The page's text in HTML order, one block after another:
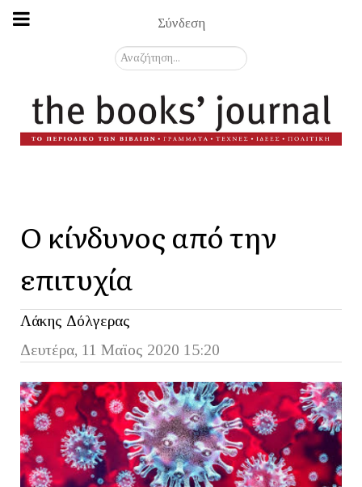
Σύνδεση
Αναζήτηση...
Ο κίνδυνος από την
επιτυχία
Λάκης Δόλγερας
Δευτέρα, 11 Μαϊος 2020 15:20